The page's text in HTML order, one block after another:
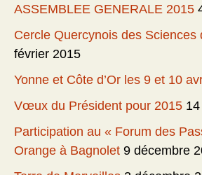
ASSEMBLEE GENERALE 2015
Cercle Quercynois des Sciences
février 2015
Yonne et Côte d’Or les 9 et 10
Vœux du Président pour 2015
Participation au « Forum des
Orange à Bagnolet 9 décembre